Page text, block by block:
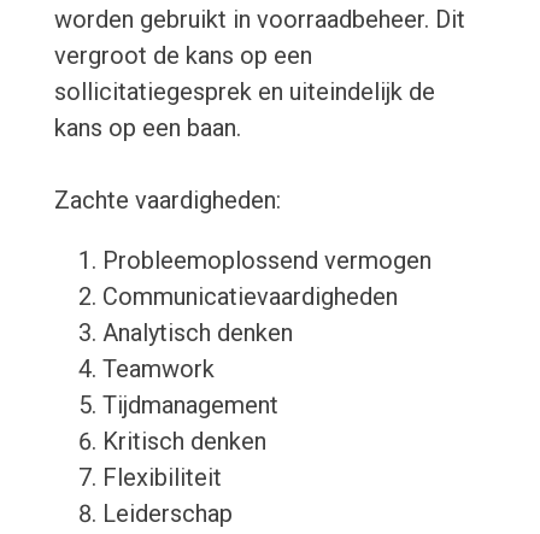
worden gebruikt in voorraadbeheer. Dit
vergroot de kans op een
sollicitatiegesprek en uiteindelijk de
kans op een baan.
Zachte vaardigheden:
Probleemoplossend vermogen
Communicatievaardigheden
Analytisch denken
Teamwork
Tijdmanagement
Kritisch denken
Flexibiliteit
Leiderschap